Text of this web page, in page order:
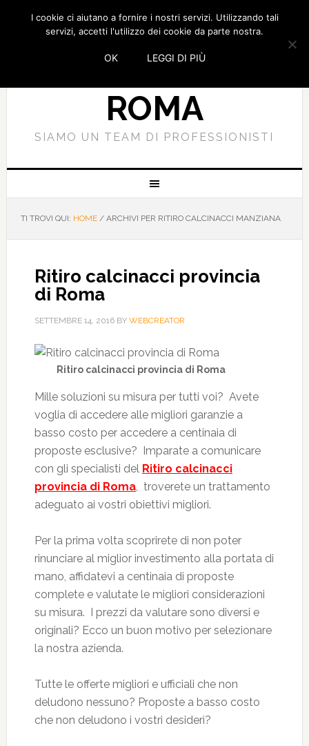
SMALTIMENTO
CALCINACCI
ROMA
SIAMO UN TEAM DI PROFESSIONISTI
TI TROVI QUI: HOME /ARCHIVI PER RITIRO CALCINACCI MANZIANA
Ritiro calcinacci provincia
di Roma
SETTEMBRE 14, 2016BY WEBCREATOR
Ritiro calcinacci provincia di Roma
Mille soluzioni su misura per tutti voi? Avete
voglia di accedere alle migliori garanzie a
basso costo per accedere a centinaia di
proposte esclusive? Imparate a comunicare
con gli specialisti del Ritiro calcinacci
provincia di Roma, troverete un trattamento
adeguato ai vostri obiettivi migliori.
Per la prima volta scoprirete di non poter
rinunciare al miglior investimento alla portata di
mano, affidatevi a centinaia di proposte
complete e valutate le migliori considerazioni
su misura. I prezzi da valutare sono diversi e
originali? Ecco un buon motivo per selezionare
la nostra azienda.
Tutte le offerte migliori e ufficiali che non
deludono nessuno? Proposte a basso costo
che non deludono i vostri desideri?
I cookie ci aiutano a fornire i nostri servizi. Utilizzando tali
servizi, accetti l'utilizzo dei cookie da parte nostra.
OK LEGGI DI PIÙ